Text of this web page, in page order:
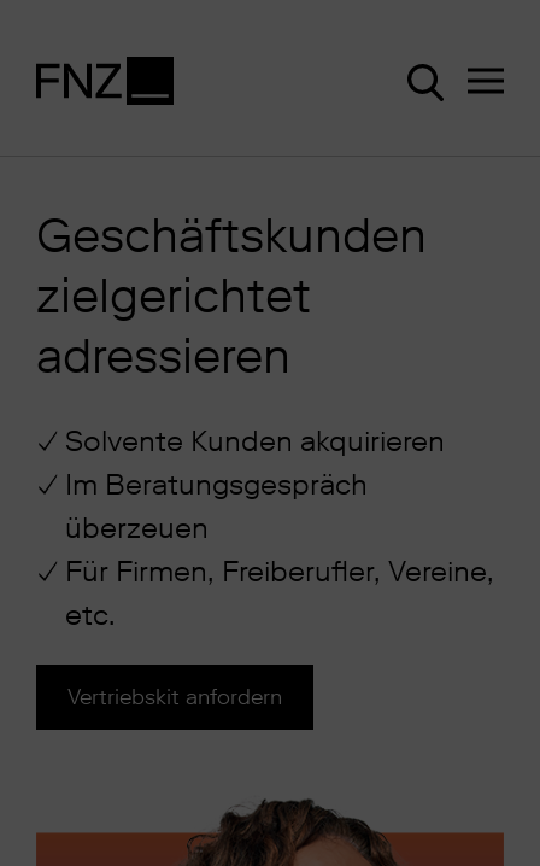
Geschäftskunden
zielgerichtet
adressieren
Solvente Kunden akquirieren
Im Beratungsgespräch
überzeuen
Für Firmen, Freiberufler, Vereine,
etc.
Vertriebskit anfordern